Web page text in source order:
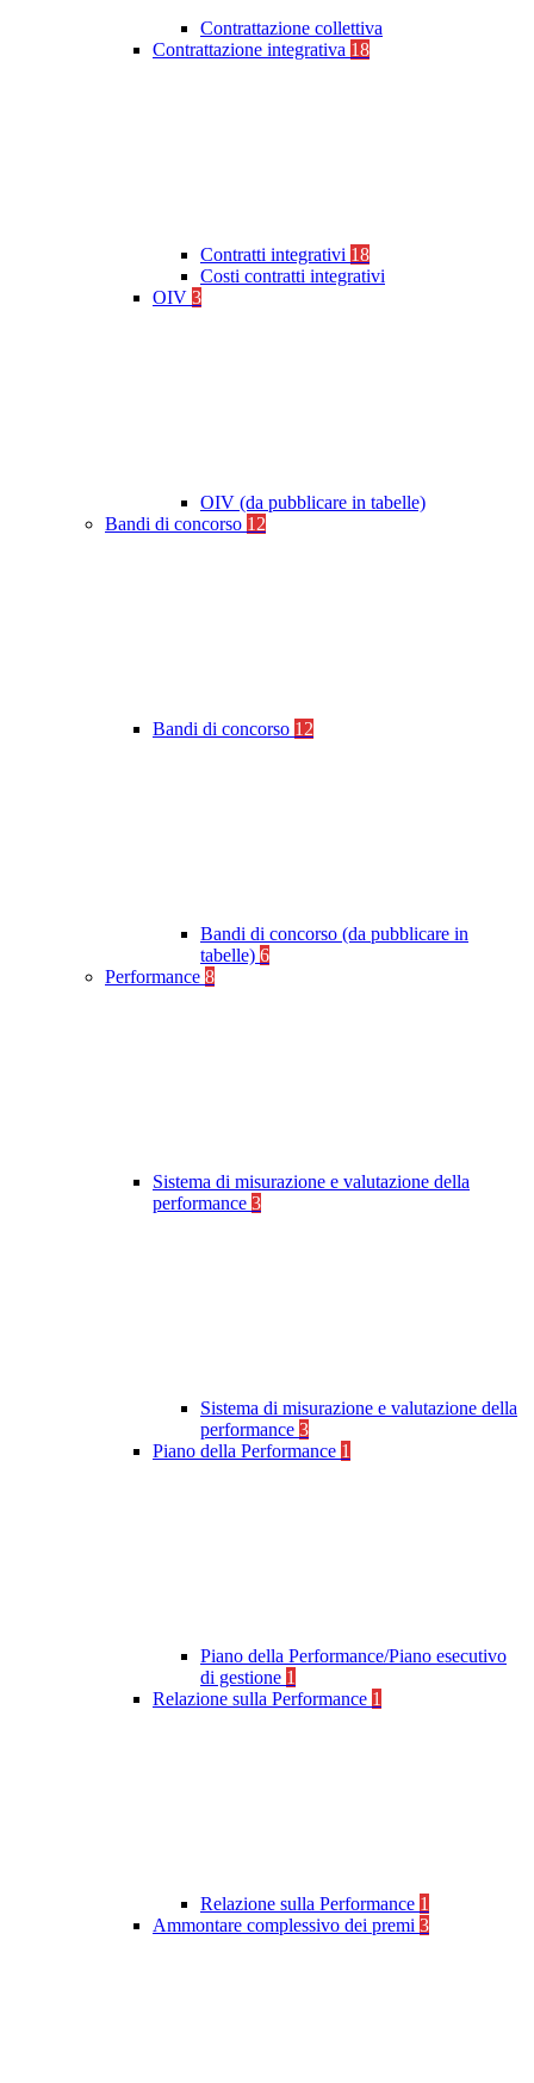
Contrattazione collettiva
Contrattazione integrativa 18
Contratti integrativi 18
Costi contratti integrativi
OIV 3
OIV (da pubblicare in tabelle)
Bandi di concorso 12
Bandi di concorso 12
Bandi di concorso (da pubblicare in
tabelle) 6
Performance 8
Sistema di misurazione e valutazione della
performance 3
Sistema di misurazione e valutazione della
performance 3
Piano della Performance 1
Piano della Performance/Piano esecutivo
di gestione 1
Relazione sulla Performance 1
Relazione sulla Performance 1
Ammontare complessivo dei premi 3